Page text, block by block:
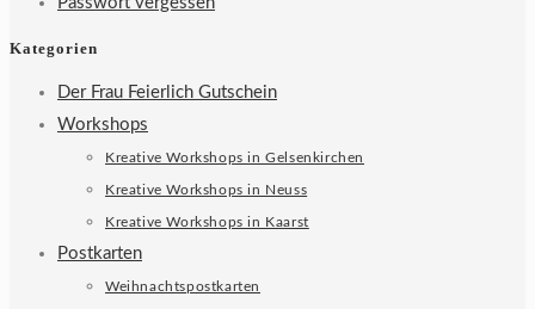
Kategorien
Der Frau Feierlich Gutschein
Workshops
Kreative Workshops in Gelsenkirchen
Kreative Workshops in Neuss
Kreative Workshops in Kaarst
Postkarten
Weihnachtspostkarten